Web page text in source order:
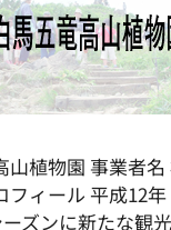
山植物園 事業者
フィール 平成12
ズンに新たな観